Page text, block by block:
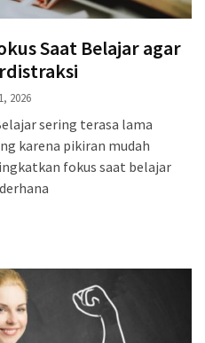
Saat Belajar agar
2026
sering terasa lama
karena pikiran mudah
fokus saat belajar